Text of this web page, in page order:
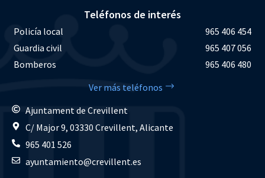
Teléfonos de interés
Policía local
965 406 454
Guardia civil
965 407 056
Bomberos
965 406 480
Ver más teléfonos
Ajuntament de Crevillent
C/ Major 9, 03330 Crevillent, Alicante
965 401 526
ayuntamiento@crevillent.es